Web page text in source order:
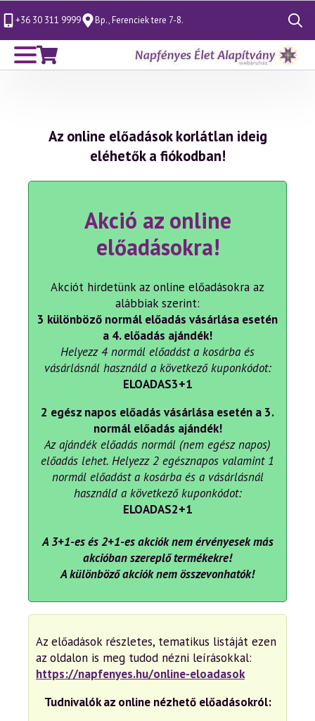
+36 30 311 9999 Bp., Ferenciek tere 7-8.
Search
for:
Az online előadások korlátlan ideig
eléhetők a fiókodban!
Akció az online
előadásokra!
Akciót hirdetünk az online előadásokra az
alábbiak szerint:
3 különböző normál előadás vásárlása esetén
a 4. előadás ajándék!
Helyezz 4 normál előadást a kosárba és
vásárlásnál használd a következő kuponkódot:
ELOADAS3+1
2 egész napos előadás vásárlása esetén a 3.
normál előadás ajándék!
Az ajándék előadás normál (nem egész napos)
előadás lehet. Helyezz 2 egésznapos valamint 1
normál előadást a kosárba és a vásárlásnál
használd a következő kuponkódot:
ELOADAS2+1
A 3+1-es és 2+1-es akciók nem érvényesek más
akcióban szereplő termékekre!
A különböző akciók nem összevonhatók!
Az előadások részletes, tematikus listáját ezen
az oldalon is meg tudod nézni leírásokkal:
https://napfenyes.hu/online-eloadasok
Tudnivalók az online nézhető előadásokról: